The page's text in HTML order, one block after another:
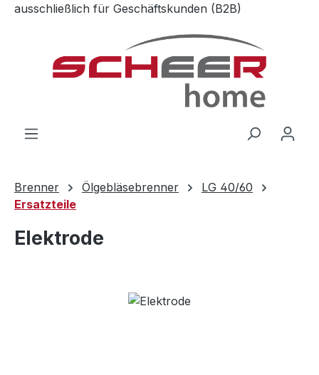
Zum Hauptinhalt springen
ausschließlich für Geschäftskunden (B2B)
Brenner Ölgebläsebrenner
LG 40/60
Ersatzteile
Elektrode
Bildergalerie überspringen